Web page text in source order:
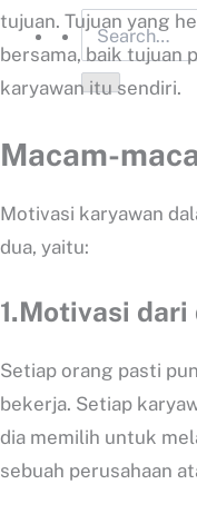
tujuan. Tujuan yang
bersama, baik tujuan
karyawan itu sendiri.
Macam-
Motivasi karyawan
dua, yaitu:
1.Motivasi dari
Setiap orang pasti
bekerja. Setiap
dia memilih untuk
sebuah perusahaan